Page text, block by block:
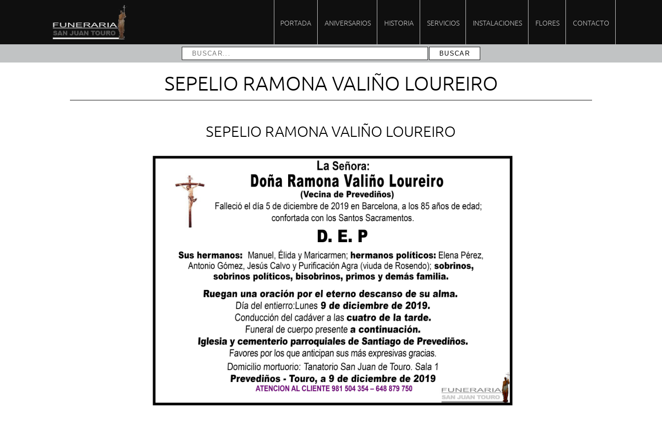
PORTADA ANIVERSARIOS HISTORIA SERVICIOS INSTALACIONES FLORES CONTACTO
SEPELIO RAMONA VALIÑO LOUREIRO
SEPELIO RAMONA VALIÑO LOUREIRO